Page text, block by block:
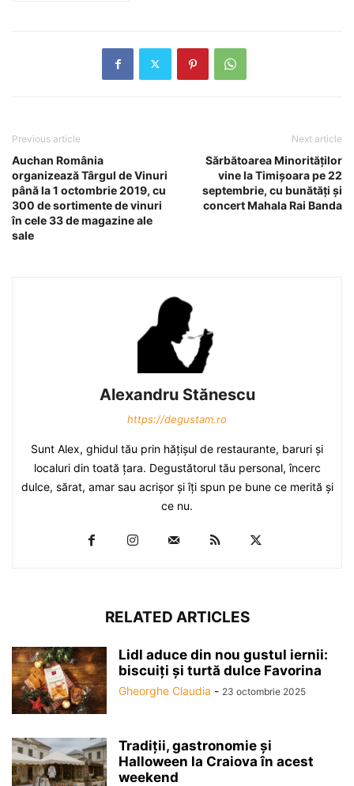
Previous article
Auchan România
organizează Târgul de Vinuri
până la 1 octombrie 2019, cu
300 de sortimente de vinuri
în cele 33 de magazine ale
sale
Next article
Sărbătoarea Minorităților
vine la Timișoara pe 22
septembrie, cu bunătăți și
concert Mahala Rai Banda
Alexandru Stănescu
https://degustam.ro
Sunt Alex, ghidul tău prin hăţişul de restaurante, baruri şi
localuri din toată ţara. Degustătorul tău personal, încerc
dulce, sărat, amar sau acrişor şi îţi spun pe bune ce merită şi
ce nu.
RELATED ARTICLES
Lidl aduce din nou gustul iernii:
biscuiți și turtă dulce Favorina
Gheorghe Claudia - 23 octombrie 2025
Tradiții, gastronomie și
Halloween la Craiova în acest
weekend